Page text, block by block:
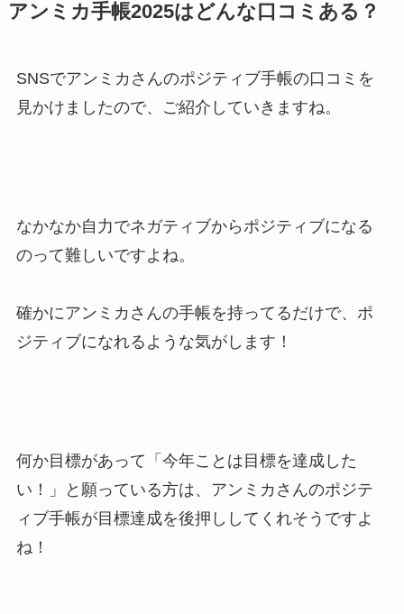
アンミカ手帳2025はどんな口コミある？
SNSでアンミカさんのポジティブ手帳の口コミを
見かけましたので、ご紹介していきますね。
なかなか自力でネガティブからポジティブになる
のって難しいですよね。
確かにアンミカさんの手帳を持ってるだけで、ポ
ジティブになれるような気がします！
何か目標があって「今年ことは目標を達成した
い！」と願っている方は、アンミカさんのポジテ
ィブ手帳が目標達成を後押ししてくれそうですよ
ね！